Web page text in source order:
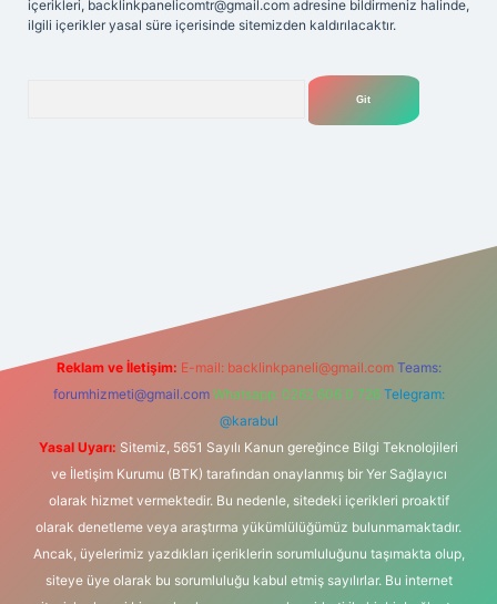
içerikleri, backlinkpanelicomtr@gmail.com adresine bildirmeniz halinde,
ilgili içerikler yasal süre içerisinde sitemizden kaldırılacaktır.
Reklam ve İletişim: E-mail: backlinkpaneli@gmail.com Teams:
forumhizmeti@gmail.com Whatsapp: 0262 606 0 726 Telegram:
@karabul
Yasal Uyarı: Sitemiz, 5651 Sayılı Kanun gereğince Bilgi Teknolojileri
ve İletişim Kurumu (BTK) tarafından onaylanmış bir Yer Sağlayıcı
olarak hizmet vermektedir. Bu nedenle, sitedeki içerikleri proaktif
olarak denetleme veya araştırma yükümlülüğümüz bulunmamaktadır.
Ancak, üyelerimiz yazdıkları içeriklerin sorumluluğunu taşımakta olup,
siteye üye olarak bu sorumluluğu kabul etmiş sayılırlar. Bu internet